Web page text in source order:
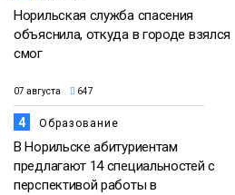
Норильская служба спасения
объяснила, откуда в городе взялся
смог
07 августа 647
4 Образование
В Норильске абитуриентам
предлагают 14 специальностей с
перспективой работы в